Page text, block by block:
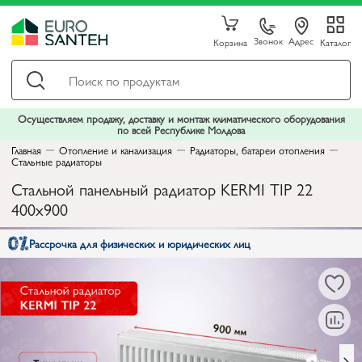
Корзина Звонок Адрес Каталог
Осуществляем продажу, доставку и монтаж климатического оборудования
по всей Республике Молдова
Главная
Отопление и канализация Радиаторы, батареи отопления
Стальные радиаторы
Стальной панельный радиатор KERMI TIP 22
400x900
Рассрочка для физических и юридических лиц